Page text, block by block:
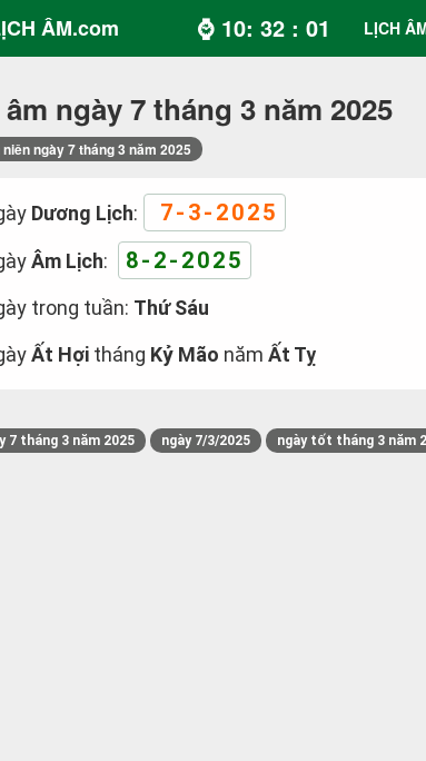
ÂM.com ⌚ 10: 32 : 01 LỊCH
ngày 7 tháng 3 năm 2025
ngày 7 tháng 3 năm 2025
Dương Lịch: 7-3-2025
Âm Lịch: 8-2-2025
trong tuần: Thứ Sáu
Ất Hợi tháng Kỷ Mão năm Ất Tỵ
7 tháng 3 năm 2025 ngày 7/3/2025 ngày tốt tháng 3 năm